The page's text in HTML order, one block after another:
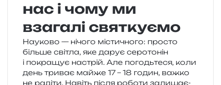
нас і чому ми
взагалі святкуємо
Науково — нічо­го місти­чно­го: про­сто
біль­ше сві­тла, яке дарує серо­то­нін
і покра­щує настрій. Але погодь­те­ся, коли
день три­ває майже 17 – 18 годин, важко
не раді­ти. Навіть після робо­ти зали­ша­є­